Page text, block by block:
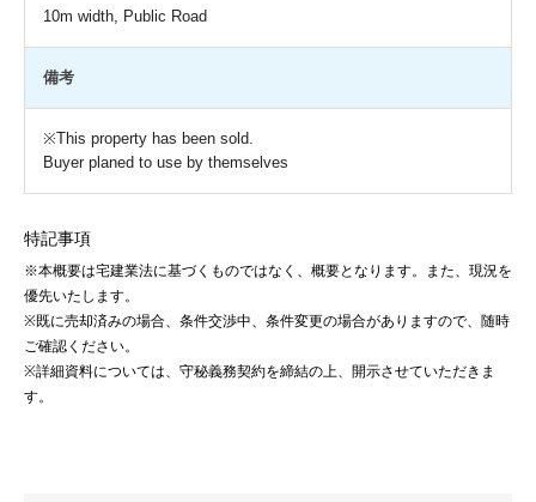
10m width, Public Road
備考
※This property has been sold.
Buyer planed to use by themselves
特記事項
※本概要は宅建業法に基づくものではなく、概要となります。また、現況を
優先いたします。
※既に売却済みの場合、条件交渉中、条件変更の場合がありますので、随時
ご確認ください。
※詳細資料については、守秘義務契約を締結の上、開示させていただきま
す。